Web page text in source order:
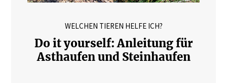
WELCHEN TIEREN HELFE ICH?
Do it yourself: Anleitung für
Asthaufen und Steinhaufen